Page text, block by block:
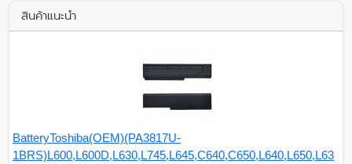
สินค้าแนะนำ
BatteryToshiba(OEM)(PA3817U-
1BRS)L600,L600D,L630,L745,L645,C640,C650,L640,L650,L63